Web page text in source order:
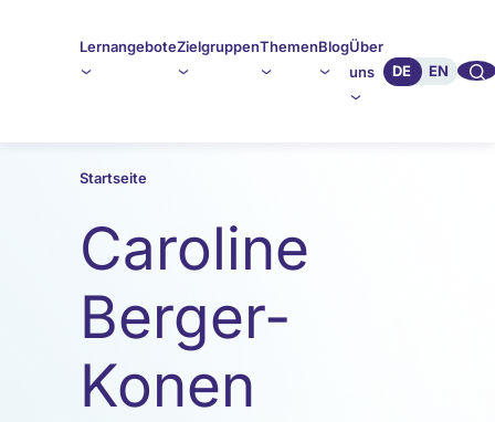
LernangeboteZielgruppenThemenBlogÜber
uns
DE EN 🔍︎︎
Startseite
Caroline
Berger-
Konen